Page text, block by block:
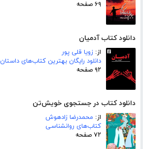
۶۹ صفحه
دانلود کتاب آدمیان
از: زویا قلی پور
دانلود رایگان بهترین کتاب‌های داستان
۹۲ صفحه
دانلود کتاب در جستجوی خویش‌تن
از: محمدرضا زادهوش
کتاب‌های روانشناسی
۷۲ صفحه